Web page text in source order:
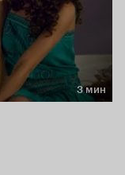
3 мин